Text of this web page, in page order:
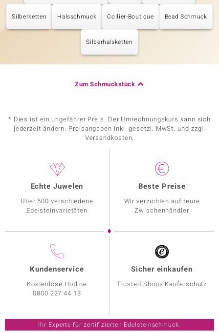
Silberketten Halsschmuck Collier-Boutique Bead Schmuck
Silberhalsketten
Zum Schmuckstück
* Dies ist ein ungefährer Preis. Der Umrechnungskurs kann sich
jederzeit ändern. Preisangaben inkl. gesetzl. MwSt. und zzgl.
Versandkosten.
Echte Juwelen
Über 500 verschiedene
Edelsteinvarietäten
Beste Preise
Wir verzichten auf teure
Zwischenhändler
Kundenservice
Kostenlose Hotline
0800 227 44 13
Sicher einkaufen
Trusted Shops Käuferschutz
Ihr Experte für zertifizierten Edelsteinschmuck.